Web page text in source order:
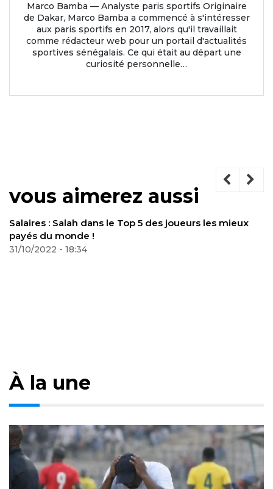
Marco Bamba — Analyste paris sportifs Originaire
de Dakar, Marco Bamba a commencé à s'intéresser
aux paris sportifs en 2017, alors qu'il travaillait
comme rédacteur web pour un portail d'actualités
sportives sénégalais. Ce qui était au départ une
curiosité personnelle…
vous aimerez aussi
5 des joueurs les mieux
À la une